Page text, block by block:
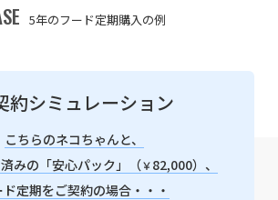
5年のフード定期購入の例
約シミュレーション
こちらのネコちゃんと、
みの「安心パック」（￥82,000）、
ド定期をご契約の場合・・・